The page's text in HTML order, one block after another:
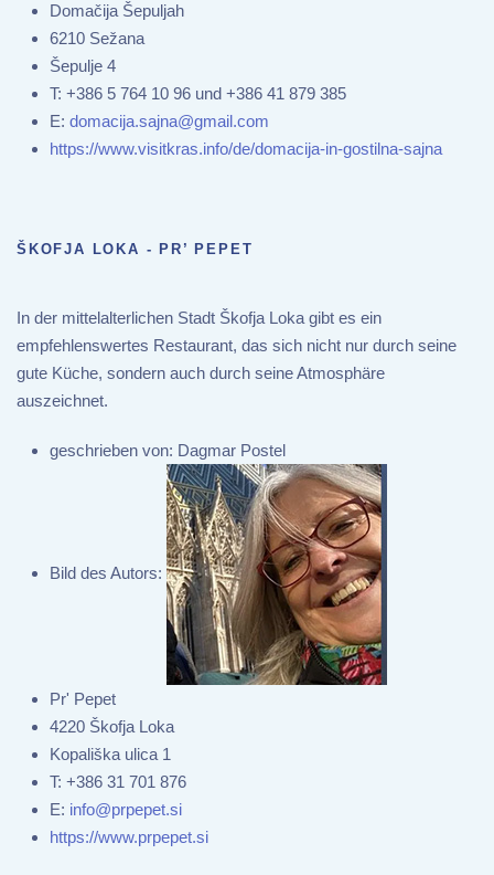
Domačija Šepuljah
6210 Sežana
Šepulje 4
T: +386 5 764 10 96 und +386 41 879 385
E: domacija.sajna@gmail.com
https://www.visitkras.info/de/domacija-in-gostilna-sajna
ŠKOFJA LOKA - PR’ PEPET
In der mittelalterlichen Stadt Škofja Loka gibt es ein
empfehlenswertes Restaurant, das sich nicht nur durch seine
gute Küche, sondern auch durch seine Atmosphäre
auszeichnet.
geschrieben von: Dagmar Postel
Bild des Autors:
Pr' Pepet
4220 Škofja Loka
Kopališka ulica 1
T: +386 31 701 876
E: info@prpepet.si
https://www.prpepet.si